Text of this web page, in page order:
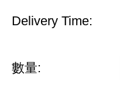
Delivery Time:
數量: